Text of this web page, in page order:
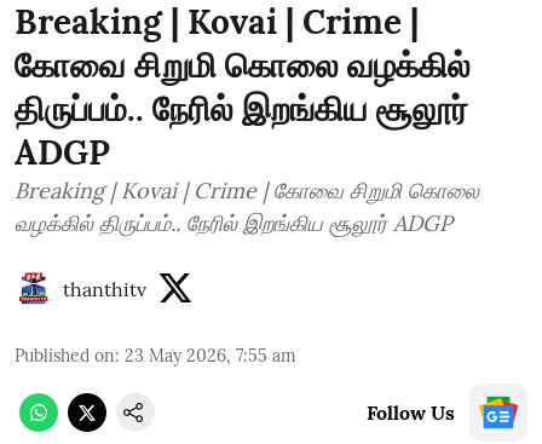
Breaking | Kovai | Crime |
கோவை சிறுமி கொலை வழக்கில்
திருப்பம்.. நேரில் இறங்கிய சூலூர்
ADGP
Breaking | Kovai | Crime | கோவை சிறுமி கொலை
வழக்கில் திருப்பம்.. நேரில் இறங்கிய சூலூர் ADGP
thanthitv
Published on: 23 May 2026, 7:55 am
Follow Us